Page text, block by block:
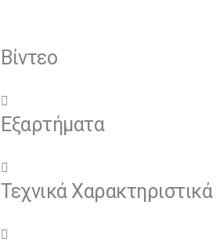
Βίντεο
Εξαρτήματα
Τεχνικά Χαρακτηριστικά